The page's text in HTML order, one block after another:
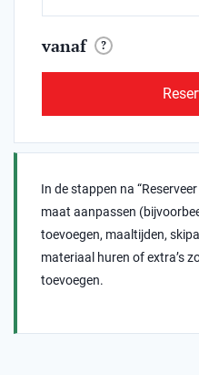
vanaf ?
In de stappen na
maat aanpassen
toevoegen, maaltijden,
materiaal huren of extra’s
toevoegen.